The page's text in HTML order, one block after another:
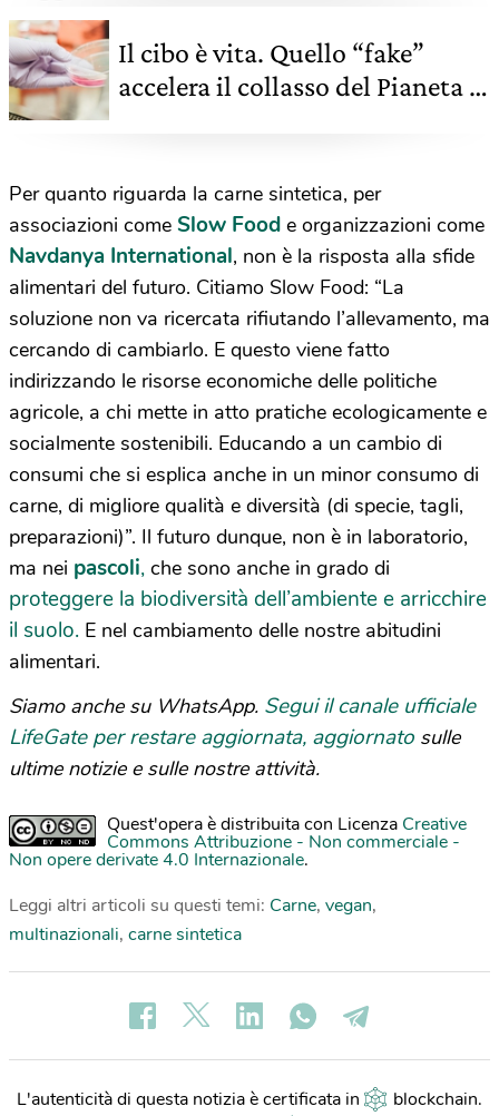
Il cibo è vita. Quello “fake”
accelera il collasso del Pianeta e
Per quanto riguarda la carne sintetica, per
associazioni come Slow Food e organizzazioni come
Navdanya International, non è la risposta alla sfide
alimentari del futuro. Citiamo Slow Food: “La
soluzione non va ricercata rifiutando l’allevamento, ma
cercando di cambiarlo. E questo viene fatto
indirizzando le risorse economiche delle politiche
agricole, a chi mette in atto pratiche ecologicamente e
socialmente sostenibili. Educando a un cambio di
consumi che si esplica anche in un minor consumo di
carne, di migliore qualità e diversità (di specie, tagli,
preparazioni)”. Il futuro dunque, non è in laboratorio,
ma nei pascoli, che sono anche in grado di
proteggere la biodiversità dell’ambiente e arricchire
il suolo. E nel cambiamento delle nostre abitudini
alimentari.
Siamo anche su WhatsApp. Segui il canale ufficiale
LifeGate per restare aggiornata, aggiornato sulle
ultime notizie e sulle nostre attività.
Quest'opera è distribuita con Licenza Creative
Commons Attribuzione - Non commerciale -
Non opere derivate 4.0 Internazionale.
Leggi altri articoli su questi temi: Carne, vegan,
multinazionali, carne sintetica
L'autenticità di questa notizia è certificata in blockchain.